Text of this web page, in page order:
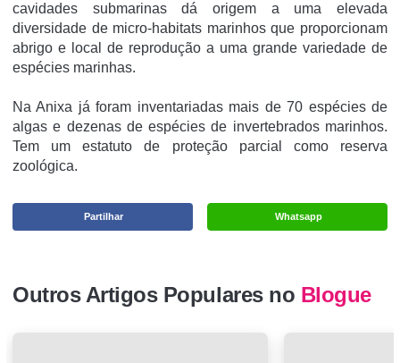
cavidades submarinas dá origem a uma elevada
diversidade de micro-habitats marinhos que proporcionam
abrigo e local de reprodução a uma grande variedade de
espécies marinhas.
Na Anixa já foram inventariadas mais de 70 espécies de
algas e dezenas de espécies de invertebrados marinhos.
Tem um estatuto de proteção parcial como reserva
zoológica.
Whatsapp
Partilhar
Outros Artigos Populares no Blogue